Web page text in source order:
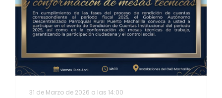
31 de Marzo de 2026 a las 14:00